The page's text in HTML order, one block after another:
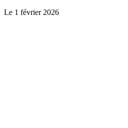
Le 1 février 2026